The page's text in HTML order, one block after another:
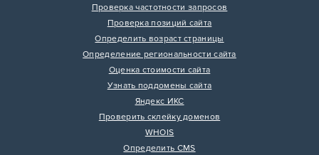
Проверка частотности запросов
Проверка позиций сайта
Определить возраст страницы
Определение региональности сайта
Оценка стоимости сайта
Узнать поддомены сайта
Яндекс ИКС
Проверить склейку доменов
WHOIS
Определить CMS